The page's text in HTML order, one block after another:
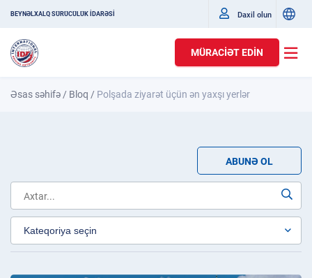
BEYNƏLXALQ SÜRÜCÜLÜK İDARƏSİ Daxil olun
MÜRACIƏT EDIN
Əsas səhifə / Bloq / Polşada ziyarət üçün ən yaxşı yerlər
ABUNƏ OL